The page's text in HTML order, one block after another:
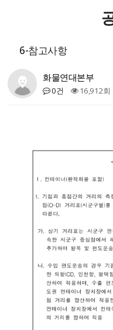
6-참고사항
화물연대본부
0건 16,912회